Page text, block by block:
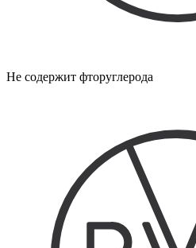
Не содержит фторуглерода